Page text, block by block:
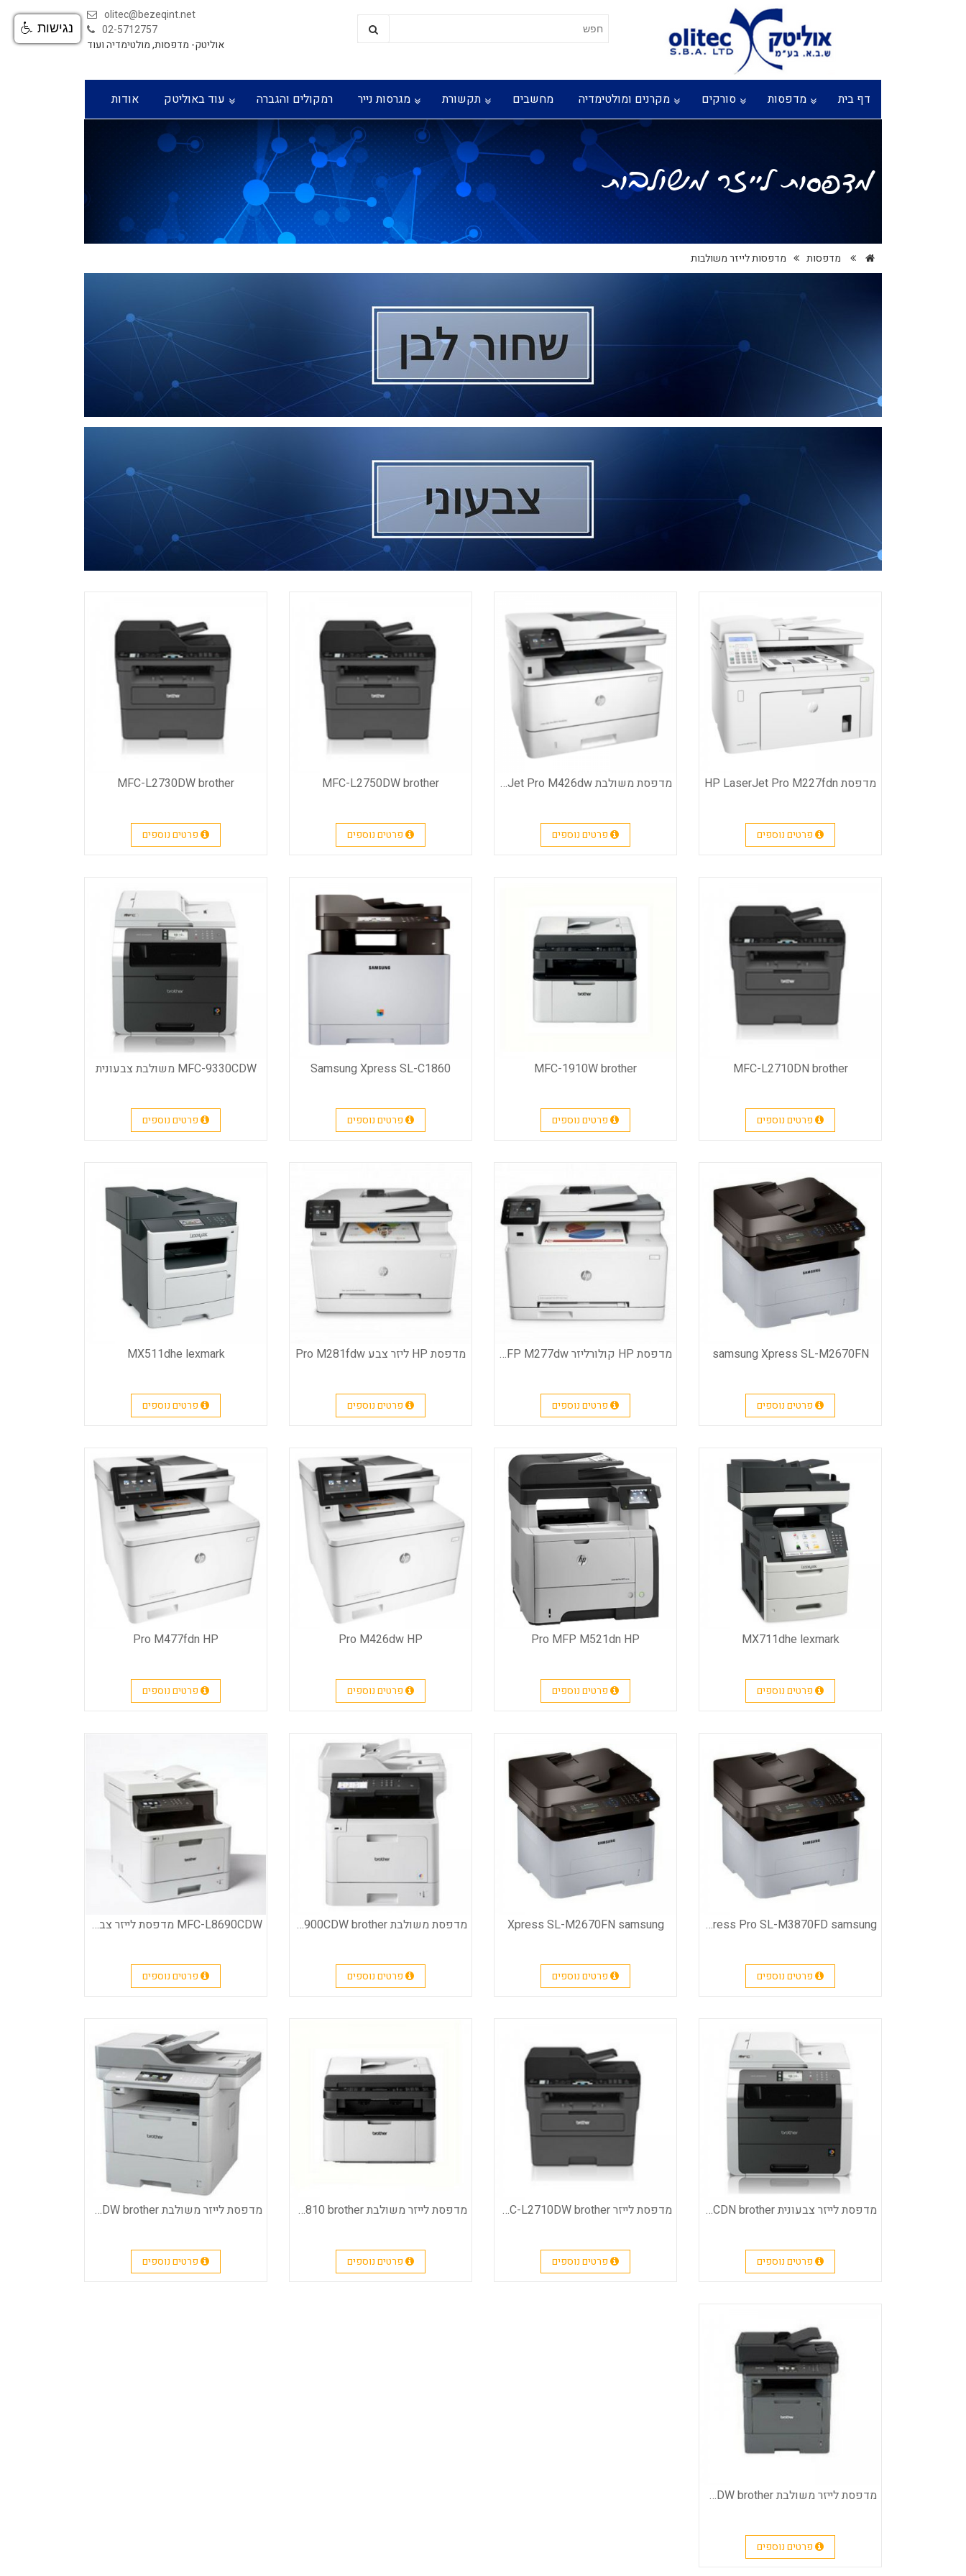
olitec@bezeqint.net
02-5712757
אוליטק- מדפסות, מולטימדיה ועוד
דף בית מדפסות סורקים מקרנים ומולטימדיה מחשבים תקשורת מגרסות נייר רמקולים והגברה עוד באוליטק אודות
מדפסות לייזר משולבות
מדפסות מדפסות לייזר משולבות
מדפסת HP LaserJet Pro M227fdn‎‏
פרטים נוספים
מדפסת משולבת HP LaserJet Pro M426dw‎
פרטים נוספים
MFC-L2750DW brother
פרטים נוספים
MFC-L2730DW brother
פרטים נוספים
MFC-L2710DN brother
פרטים נוספים
MFC-1910W brother
פרטים נוספים
Samsung Xpress SL-C1860
פרטים נוספים
MFC-9330CDW משולבת צבעונית
פרטים נוספים
samsung Xpress SL-M2670FN
פרטים נוספים
מדפסת HP קולורליזר Pro MFP M277dw
פרטים נוספים
מדפסת HP ליזר צבע Pro M281fdw
פרטים נוספים
MX511dhe lexmark
פרטים נוספים
MX711dhe lexmark
פרטים נוספים
Pro MFP M521dn‎ HP
פרטים נוספים
Pro M426dw‎ HP
פרטים נוספים
Pro ‎M477fdn HP
פרטים נוספים
Xpress Pro SL-M3870FD samsung
פרטים נוספים
Xpress SL-M2670FN samsung
פרטים נוספים
מדפסת משולבת MFC-L8900CDW brother
פרטים נוספים
MFC-L8690CDW מדפסת לייזר צבעונית brother
פרטים נוספים
מדפסת לייזר צבעונית MFC-9140CDN brother
פרטים נוספים
מדפסת לייזר MFC-L2710DW brother
פרטים נוספים
מדפסת לייזר משולבת MFC-1810 brother
פרטים נוספים
מדפסת לייזר משולבת MFC-L6900DW brother
פרטים נוספים
מדפסת לייזר משולבת MFC-L5750DW brother
פרטים נוספים
נגישות